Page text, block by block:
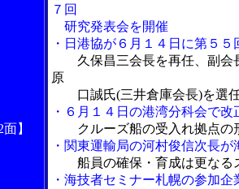
】
７回
研究発表会を開催
・日港協が６月１４日に第５
久保昌三会長を再任、副会
原
口誠氏(三井倉庫会長)を選
・６月１４日の港湾分科会で
クルーズ船の受入れ拠点の
・関東運輸局の河村俊信次長
船員の確保・育成は更なる
・海技者セミナー札幌の参加企